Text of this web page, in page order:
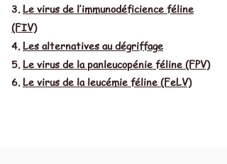
3. Le virus de l’immunodéficience féline
(FIV)
4. Les alternatives au dégriffage
5. Le virus de la panleucopénie féline (FPV)
6. Le virus de la leucémie féline (FeLV)